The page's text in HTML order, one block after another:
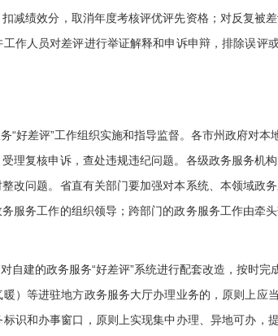
减绩效分，取消年度考核评优评先资格；对反复被
作人员对差评进行举证解释和申诉申辩，排除误评
“好差评”工作组织实施和指导监督。各市州政府对本
理复核申诉，查处违规违纪问题。各级政务服务机
改问题。省直有关部门要加强对本系统、本领域政
服务工作的组织领导；跨部门的政务服务工作由牵
自建的政务服务“好差评”系统进行配套改造，按时完
）等进驻地方政务服务大厅办理业务的，原则上应
识和办事窗口，原则上实现集中办理、异地可办，